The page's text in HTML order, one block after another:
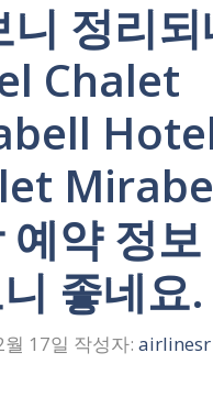
니 정리
Chalet
예약 정
좋네요.
17일 작성자: airlinesr